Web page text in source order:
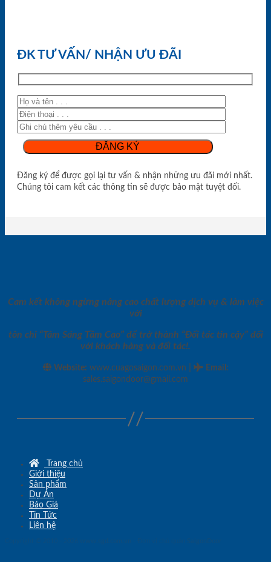
ĐK TƯ VẤN/ NHẬN ƯU ĐÃI
Đăng ký để được gọi lại tư vấn & nhận những ưu đãi mới nhất.
Chúng tôi cam kết các thông tin sẽ được bảo mật tuyệt đối.
Cam kết không ngừng nâng cao chất lượng dịch vụ & làm việc
với
tôn chỉ “Tâm Sáng Tầm Cao” để trở thành “Đối tác tin cậy” đối
với khách hàng và đối tác!.
Website: www.cuagosaigon.com.vn Email :
sales.saigondoor@gmail.com
Trang chủ
Giới thiệu
Sản phẩm
Dự Án
Báo Giá
Tin Tức
Liên hệ